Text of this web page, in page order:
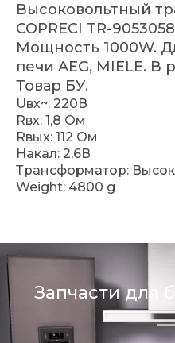
Высоковольтный
COPRECI TR-
Мощность 1000W.
печи AEG, MIELE. В
Товар БУ.
Uвх~: 220В
Rвх: 1,8 Ом
Rвых: 112 Ом
Накал: 2,6В
Трансформатор:
Weight: 4800 g
Запчасти для